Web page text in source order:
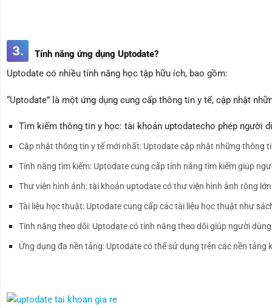
3.
Tính năng ứng dụng Uptodate?
Uptodate có nhiều tính năng học tập hữu ích, bao gồm:
“Uptodate” là một ứng dụng cung cấp thông tin y tế, cập nhật
Tìm kiếm thông tin y học: tài khoản uptodatecho phép người
Cập nhật thông tin y tế mới nhất: Uptodate cập nhật những thông
Tính năng tìm kiếm: Uptodate cung cấp tính năng tìm kiếm giúp
Thư viện hình ảnh: tài khoản uptodate có thư viện hình ảnh rộng
Tài liệu học thuật: Uptodate cung cấp các tài liệu học thuật như
Tính năng theo dõi: Uptodate có tính năng theo dõi giúp người
Ứng dụng đa nền tảng: Uptodate có thể sử dụng trên các nền